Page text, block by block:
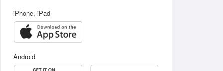
iPhone, iPad
Android